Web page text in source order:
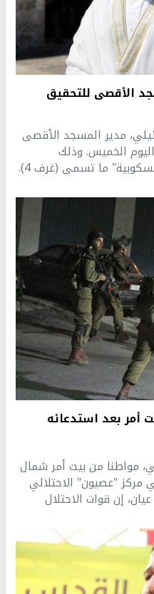
الأقصى للتحقيق
مدير المسجد الأقصى
الخميس. وذلك
للتحقيق في مركز التحقيق "المسكوبية" ما تسمى (غرف 4).
أمر بعد استدعائه
مواطنا من بيت أمر شمال
مركز "عصيون" الاحتلالي
إن قوات الاحتلال